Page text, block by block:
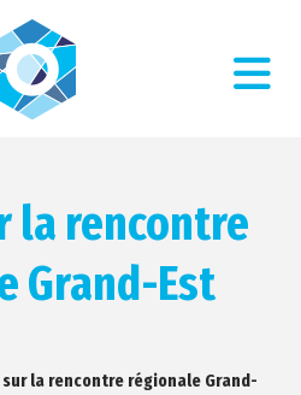
la rencontre
Grand-Est
la rencontre régionale Grand-